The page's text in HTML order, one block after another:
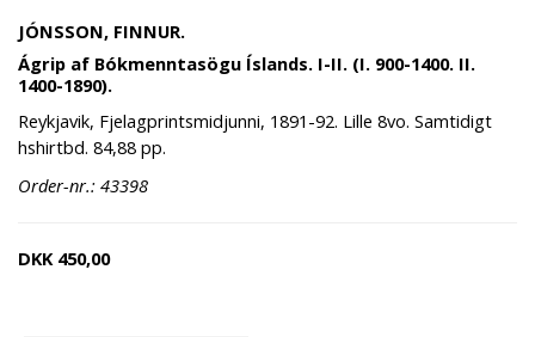
JÓNSSON, FINNUR.
Ágrip af Bókmenntasögu Íslands. I-II. (I. 900-1400. II.
1400-1890).
Reykjavik, Fjelagprintsmidjunni, 1891-92. Lille 8vo. Samtidigt
hshirtbd. 84,88 pp.
Order-nr.: 43398
DKK 450,00